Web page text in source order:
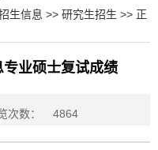
生信息 >> 研究生招生 >> 正
业硕士复试成绩
次数： 4864